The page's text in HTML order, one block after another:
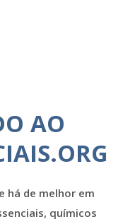
AO
há de melhor em
químicos